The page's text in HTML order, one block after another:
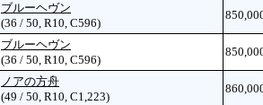
ブルーヘヴン
(36 / 50, R10, C596)
ブルーヘヴン
(36 / 50, R10, C596)
ノアの方舟
(49 / 50, R10, C1,223)